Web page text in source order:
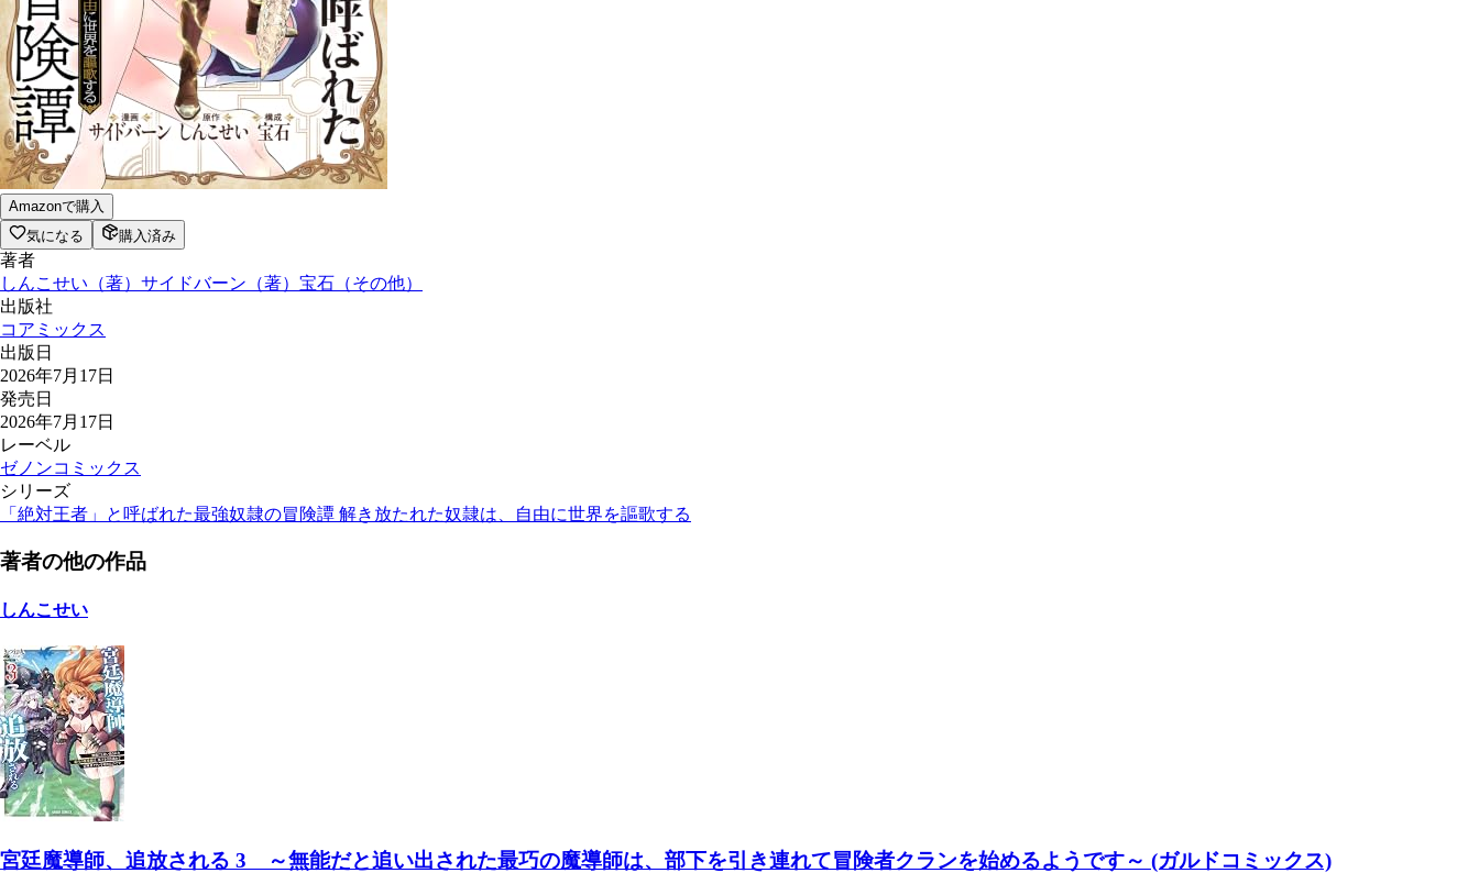
Amazonで購入
気になる
購入済み
著者
しんこせい （著） サイドバーン （著） 宝石 （その他）
出版社
コアミックス
出版日
2026年7月17日
発売日
2026年7月17日
レーベル
ゼノンコミックス
シリーズ
「絶対王者」と呼ばれた最強奴隷の冒険譚 解き放たれた奴隷は、自由に世界を謳歌する
著者の他の作品
しんこせい
宮廷魔導師、追放される 3 ～無能だと追い出された最巧の魔導師は、部下を引き連れて冒険者クランを始めるようです～ (ガルドコミックス)